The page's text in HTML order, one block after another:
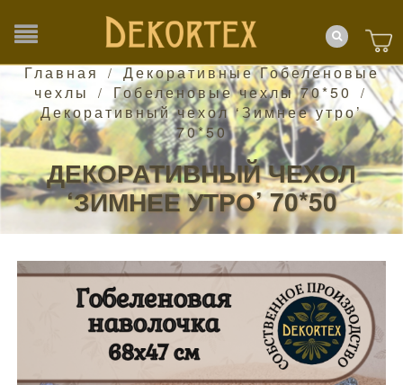
Главная /
Декоративные Гобеленовые
чехлы
/ Гобеленовые чехлы 70*50 /
Декоративный чехол ‘Зимнее утро’
70*50
ДЕКОРАТИВНЫЙ ЧЕХОЛ
‘ЗИМНЕЕ УТРО’ 70*50